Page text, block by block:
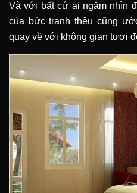
Và với bất cứ ai ngắm nhìn
của bức tranh thêu cũng
quay về với không gian tươi